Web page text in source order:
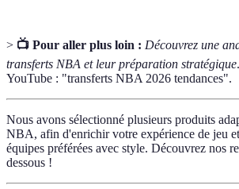
> 📺 Pour aller plus loin : Découvrez une
transferts NBA et leur préparation stratégique
YouTube : "transferts NBA 2026 tendances".
Nous avons sélectionné plusieurs produits
NBA, afin d'enrichir votre expérience de jeu
équipes préférées avec style. Découvrez nos
dessous !